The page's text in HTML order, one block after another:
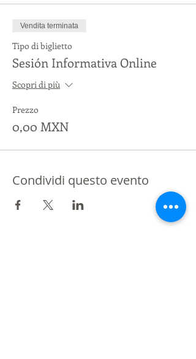
Vendita terminata
Tipo di biglietto
Sesión Informativa Online
Scopri di più
Prezzo
0,00 MXN
Condividi questo evento